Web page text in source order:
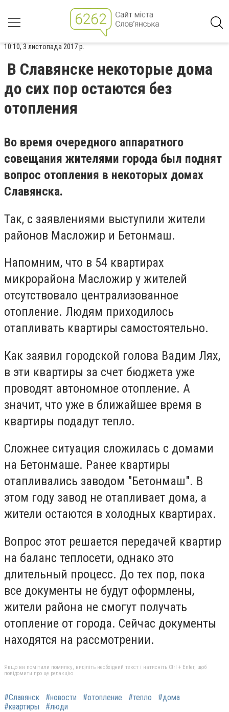
10:10, 3 листопада 2017 р.
В Славянске некоторые дома
до сих пор остаются без
отопления
Во время очередного аппаратного
совещания жителями города был поднят
вопрос отопления в некоторых домах
Славянска.
Так, с заявлениями выступили жители
районов Масложир и Бетонмаш.
Напомним, что в 54 квартирах
микрорайона Масложир у жителей
отсутствовало централизованное
отопление. Людям приходилось
отапливать квартиры самостоятельно.
Как заявил городской голова Вадим Лях,
в эти квартиры за счет бюджета уже
проводят автономное отопление. А
значит, что уже в ближайшее время в
квартиры подадут тепло.
Сложнее ситуация сложилась с домами
на Бетонмаше. Ранее квартиры
отапливались заводом "Бетонмаш". В
этом году завод не отапливает дома, а
жители остаются в холодных квартирах.
Вопрос этот решается передачей квартир
на баланс теплосети, однако это
длительный процесс. До тех пор, пока
все документы не будут оформлены,
жители района не смогут получать
отопление от города. Сейчас документы
находятся на рассмотрении.
Якщо ви помітили помилку, виділіть необхідний текст і натисніть Ctrl + Enter, щоб
повідомити про це редакцію
#Славянск #новости #отопление #тепло
#дома
#квартиры
#люди